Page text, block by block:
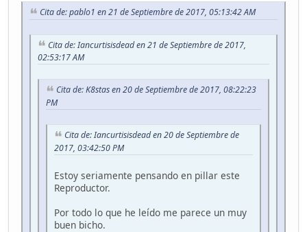
Cita de: pablo1 en 21 de Septiembre de 2017, 05:13:42 AM
Cita de: Iancurtisisdead en 21 de Septiembre de 2017,
02:53:17 AM
Cita de: K8stas en 20 de Septiembre de 2017, 08:22:23
PM
Cita de: Iancurtisisdead en 20 de Septiembre de
2017, 03:42:50 PM
Estoy seriamente pensando en pillar este
Reproductor.
Por todo lo que he leído me parece un muy
buen bicho.